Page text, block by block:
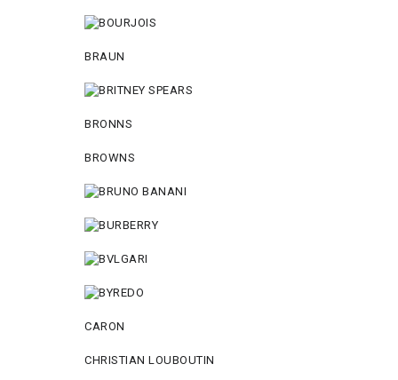
BRAUN
BRONNS
BROWNS
CARON
CHRISTIAN LOUBOUTIN